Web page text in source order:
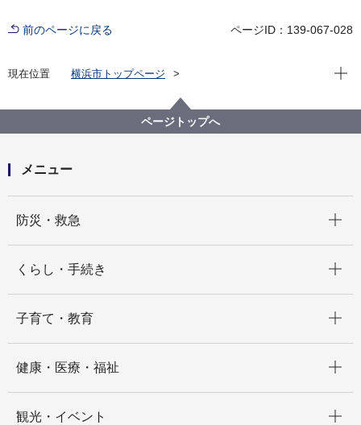
前のページに戻る ページID：139-067-028
現在位置
横浜市トップページ
健康福祉局
「住居確保給付金」は、どこへ相談したらよいでしょ
うか
現在
ページトップへ
メニュー
防災・救急
くらし・手続き
子育て・教育
健康・医療・福祉
観光・イベント